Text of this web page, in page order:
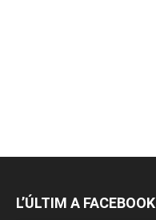
L’ÚLTIM A FACEBOOK